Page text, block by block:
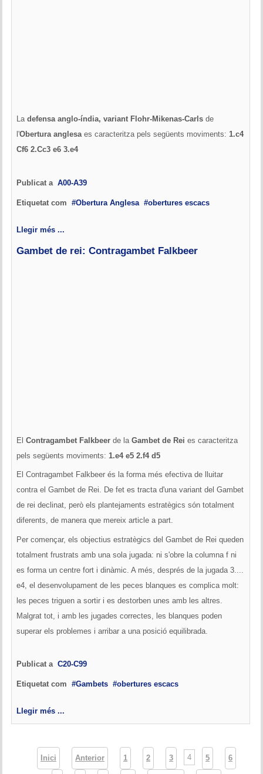
La defensa anglo-índia, variant Flohr-Mikenas-Carls de
l'Obertura anglesaes caracteritza pels següents moviments: 1.c4
Cf6 2.Cc3 e6 3.e4
Publicat a A00-A39
Etiquetat com Obertura Anglesa obertures escacs
Llegir més ...
Gambet de rei: Contragambet Falkbeer
El Contragambet Falkbeer de la Gambet de Rei es caracteritza
pels següents moviments: 1.e4 e5 2.f4 d5
El Contragambet Falkbeer és la forma més efectiva de lluitar
contra el Gambet de Rei. De fet es tracta d'una variant del Gambet
de rei declinat, però els plantejaments estratègics són totalment
diferents, de manera que mereix article a part.
Per començar, els objectius estratègics del Gambet de Rei queden
totalment frustrats amb una sola jugada: ni s'obre la columna f ni
es forma un centre fort i dinàmic. A més, després de la jugada 3....
e4, el desenvolupament de les peces blanques es complica molt:
les peces triguen a sortir i es destorben unes amb les altres.
Malgrat tot, i amb les jugades correctes, les blanques poden
superar els problemes i arribar a una posició equilibrada.
Publicat a C20-C99
Etiquetat com Gambets obertures escacs
Llegir més ...
Inici Anterior 1 2 3 4 5 6